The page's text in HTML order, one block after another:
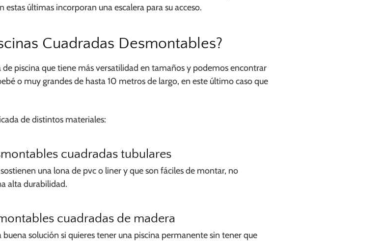
últimas incorporan una escalera para su acceso.
Cuadradas Desmontables?
piscina que tiene más versatilidad en tamaños y podemos encontrar
o muy grandes de hasta 10 metros de largo, en este último caso que
de distintos materiales:
cuadradas tubulares
una lona de pvc o liner y que son fáciles de montar, no
alta durabilidad.
cuadradas de madera
solución si quieres tener una piscina permanente sin tener que